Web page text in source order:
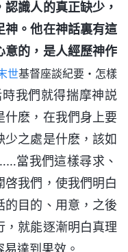
識人的真正缺少，
神。他在神話裏有這
意的，是人經歷神作
世基督座談紀要・怎樣
我們就得揣摩神説
什麽，在我們身上要
少之處是什麽，該如
當我們這樣尋求、
我們，使我們明白
的目的、用意，之後
，就能逐漸明白真理
達到果效。